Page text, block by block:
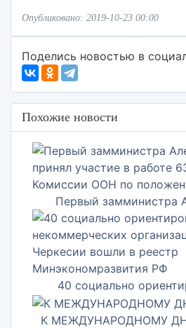
Опубликовано: 2019-10-23 00:00
Поделись новостью в
Похожие новости
Первый замминистра
40 социально
К МЕЖДУНАРОДНОМУ